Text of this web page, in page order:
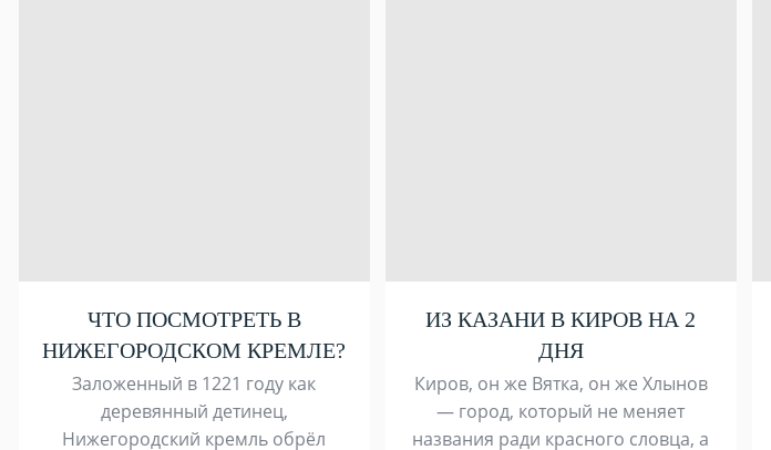
ЧТО ПОСМОТРЕТЬ В
НИЖЕГОРОДСКОМ КРЕМЛЕ?
Заложенный в 1221 году как
деревянный детинец,
Нижегородский кремль обрёл
ИЗ КАЗАНИ В КИРОВ НА 2
ДНЯ
Киров, он же Вятка, он же Хлынов
— город, который не меняет
названия ради красного словца, а